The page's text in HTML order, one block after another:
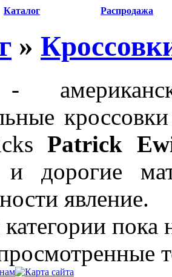
Каталог Распродажа
»
-
Patrick
и дорогие
явление.
пока